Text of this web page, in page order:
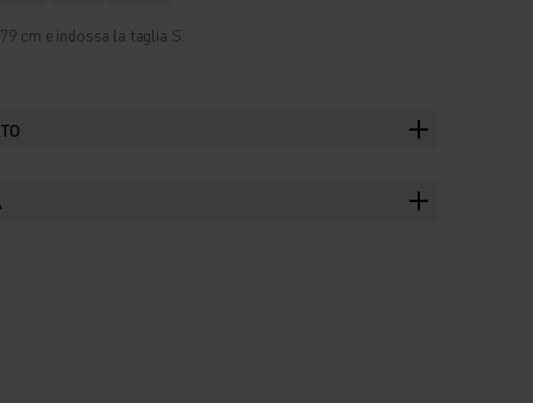
cm e indossa la taglia S.